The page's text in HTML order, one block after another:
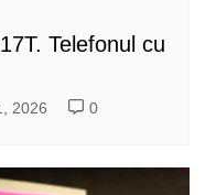
Telefonul cu
2026 0